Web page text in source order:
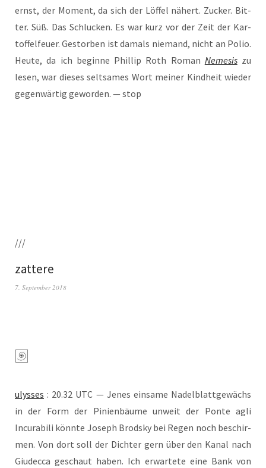
ernst, der Moment, da sich der Löf­fel nähert. Zucker. Bit­
ter. Süß. Das Schlu­cken. Es war kurz vor der Zeit der Kar­
tof­fel­feu­er. Gestor­ben ist damals nie­mand, nicht an Polio.
Heu­te, da ich begin­ne Phil­lip Roth Roman Neme­siszu
lesen, war die­ses selt­sa­mes Wort mei­ner Kind­heit wie­der
gegen­wär­tig gewor­den. — stop
///
zattere
7. September 2018
ulys­ses : 20.32 UTC — Jenes ein­sa­me Nadel­blatt­ge­wächs
in der Form der Pini­en­bäume unweit der Pon­te agli
Incura­bili könn­te Joseph Brod­sky bei Regen noch beschir­
men. Von dort soll der Dich­ter gern über den Kanal nach
Giudec­ca geschaut haben. Ich erwar­tete eine Bank von